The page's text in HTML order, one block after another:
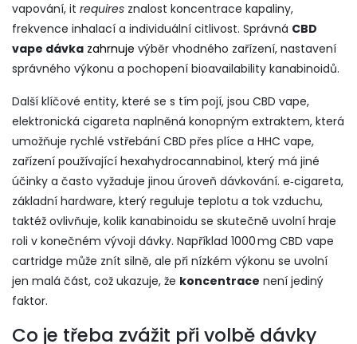
vapování, it requires znalost koncentrace kapaliny,
frekvence inhalací a individuální citlivost. Správná CBD
vape dávka zahrnuje výběr vhodného zařízení, nastavení
správného výkonu a pochopení bioavailability kanabinoidů.
Další klíčové entity, které se s tím pojí, jsou CBD vape,
elektronická cigareta naplněná konopným extraktem, která
umožňuje rychlé vstřebání CBD přes plíce a HHC vape,
zařízení používající hexahydrocannabinol, který má jiné
účinky a často vyžaduje jinou úroveň dávkování. e‑cigareta,
základní hardware, který reguluje teplotu a tok vzduchu,
taktéž ovlivňuje, kolik kanabinoidu se skutečně uvolní hraje
roli v konečném vývoji dávky. Například 1000 mg CBD vape
cartridge může znít silně, ale při nízkém výkonu se uvolní
jen malá část, což ukazuje, že koncentrace není jediný
faktor.
Co je třeba zvážit při volbě dávky